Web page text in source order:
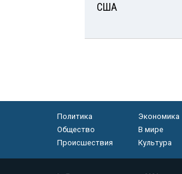
США
Политика
Экономика
Общество
В мире
Происшествия
Культура